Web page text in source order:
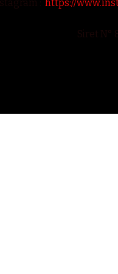
: https://
Siret N°